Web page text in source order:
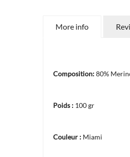
More info
Composition:80%
Poids : 100 gr
Couleur : Miami